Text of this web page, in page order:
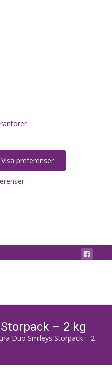
Visa preferenser
– 2 kg
Duo Smileys Storpack – 2